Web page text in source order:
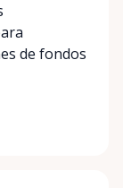
de fondos